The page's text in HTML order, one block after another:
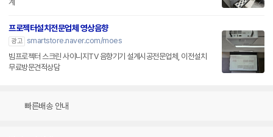
계
프로젝터설치전문업체 영상음향
광고 smartstore.naver.com/moes
빔프로젝터 스크린 사이니지TV 음향기기 설계시공전문업체, 이전설치
무료방문견적상담
빠른배송 안내